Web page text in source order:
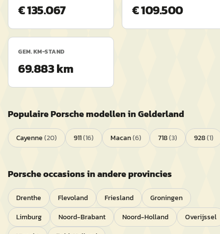
€ 135.067 € 109.500
GEM. KM-STAND
69.883 km
PopulairePorschemodellen inGelderland
Cayenne(20) 911(16) Macan(6) 718(3) 928(1)
Porscheoccasions in andere provincies
Drenthe Flevoland Friesland
Groningen
Limburg
Noord-Brabant Noord-Holland
Overijssel